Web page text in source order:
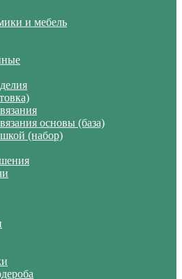
и мебель
основы (база)
(набор)